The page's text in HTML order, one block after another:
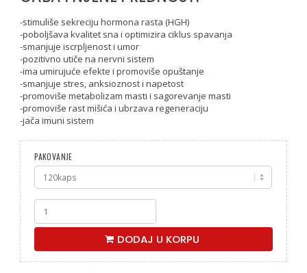
-stimuliše sekreciju hormona rasta (HGH)
-poboljšava kvalitet sna i optimizira ciklus spavanja
-smanjuje iscrpljenost i umor
-pozitivno utiče na nervni sistem
-ima umirujuće efekte i promoviše opuštanje
-smanjuje stres, anksioznost i napetost
-promoviše metabolizam masti i sagorevanje masti
-promoviše rast mišića i ubrzava regeneraciju
-jača imuni sistem
PAKOVANJE
GABA
120
kap
GymBeam
količina
DODAJ U KORPU